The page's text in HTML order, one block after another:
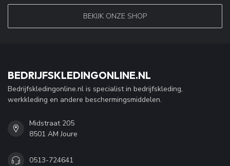
BEKIJK ONZE SHOP
BEDRIJFSKLEDINGONLINE.NL
Bedrijfskledingonline.nl is specialist in bedrijfskleding,
werkkleding en andere beschermingsmiddelen.
Midstraat 205
8501 AM Joure
0513-724641